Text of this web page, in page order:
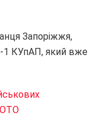
Запоріжжя,
1 КУпАП, який вже